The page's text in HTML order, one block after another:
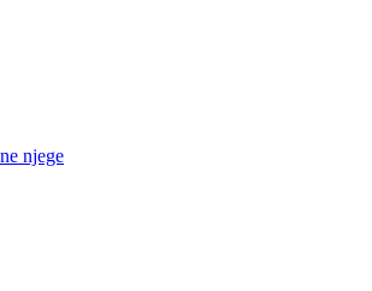
njege